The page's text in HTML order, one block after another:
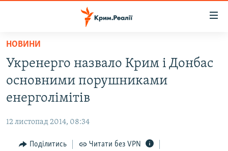
Перейти
основного
матеріалу
до
основної
Перейти
ВОДА.КРИМ
ВІДЕО ТА ФОТО
БЛОГИ
ПОГЛЯД
НОВИНИ
Укренерго назвало Крим і Донбас
основними порушниками
енерголімітів
12 листопад 2014, 08:34
Поділитись Читати без VPN